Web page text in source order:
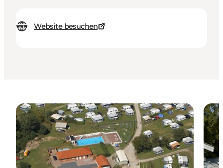
Website besuchen